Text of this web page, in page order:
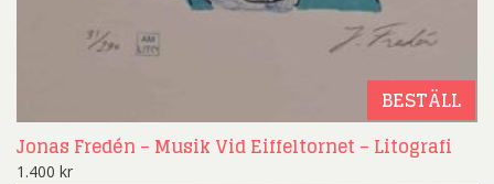
BESTÄLL
Jonas Fredén – Musik Vid Eiffeltornet – Litografi
1.400 kr